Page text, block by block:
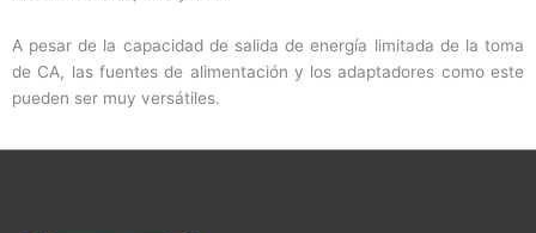
A pesar de la capacidad de salida de energía limitada de la toma
de CA, las fuentes de alimentación y los adaptadores como este
pueden ser muy versátiles.